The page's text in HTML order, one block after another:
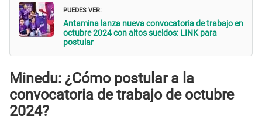
PUEDES VER:
Antamina lanza nueva convocatoria de trabajo en
octubre 2024 con altos sueldos: LINK para
postular
Minedu: ¿Cómo postular a la
convocatoria de trabajo de octubre
2024?